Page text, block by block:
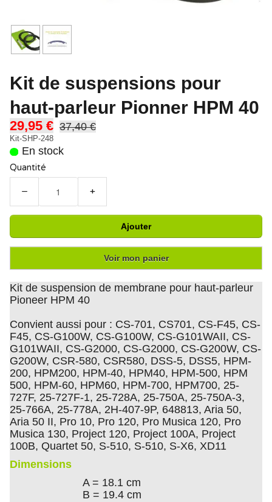
Kit de suspensions pour
haut-parleur Pionner HPM 40
29,95 € 37,40 €
Kit-SHP-248
En stock
Quantité
− +
Ajouter
Voir mon panier
Kit de suspension de membrane pour haut-parleur
Pioneer HPM 40
Convient aussi pour : CS-701, CS701, CS-F45, CS-
F45, CS-G100W, CS-G100W, CS-G101WAII, CS-
G101WAII, CS-G2000, CS-G2000, CS-G200W, CS-
G200W, CSR-580, CSR580, DSS-5, DSS5, HPM-
200, HPM200, HPM-40, HPM40, HPM-500, HPM
500, HPM-60, HPM60, HPM-700, HPM700, 25-
727F, 25-727F-1, 25-728A, 25-750A, 25-750A-3,
25-766A, 25-778A, 2H-407-9P, 648813, Aria 50,
Aria 50 II, Pro 10, Pro 120, Pro Musica 120, Pro
Musica 130, Project 120, Project 100A, Project
100B, Quartet 50, S-510, S-510, S-X6, XD11
Dimensions
A = 18.1 cm
B = 19.4 cm